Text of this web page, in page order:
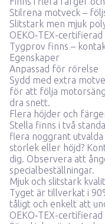
Stilrena motveck –
Slitstark men mjuk
OEKO‑TEX-certifierad
Tygprov finns –
Egenskaper
Anpassad för rörelse
Sydd med extra
för att följa
dra snett.
Flera höjder och
Stella finns i två
flera noggrant
storlek eller höjd?
dig. Observera att
specialbeställningar.
Mjuk och slitstark
Tyget är tillverkat i
tåligt och enkelt att
OEKO‑TEX-certifierad